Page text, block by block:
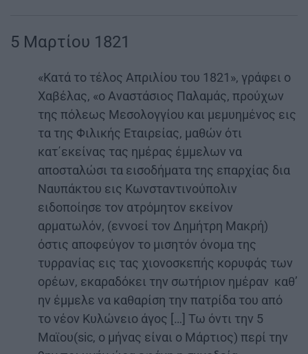
5 Μαρτίου 1821
«Κατά το τέλος Απριλίου του 1821», γράφει ο
Χαβέλας, «ο Αναστάσιος Παλαμάς, προύχων
της πόλεως Μεσολογγίου και μεμυημένος εις
τα της Φιλικής Εταιρείας, μαθών ότι
κατ΄εκείνας τας ημέρας έμμελων να
αποσταλώσι τα εισοδήματα της επαρχίας δια
Ναυπάκτου εις Κωνσταντινούπολιν
ειδοποίησε τον ατρόμητον εκείνον
αρματωλόν, (εννοεί τον Δημήτρη Μακρή)
όστις αποφεύγον το μισητόν όνομα της
τυρρανίας εις τας χιονοσκεπής κορυφάς των
ορέων, εκαραδόκει την σωτήριον ημέραν καθ’
ην έμμελε να καθαρίση την πατρίδα του από
το νέον Κυλώνειο άγος […] Τω όντι την 5
Μαϊου(sic, ο μήνας είναι ο Μάρτιος) περί την